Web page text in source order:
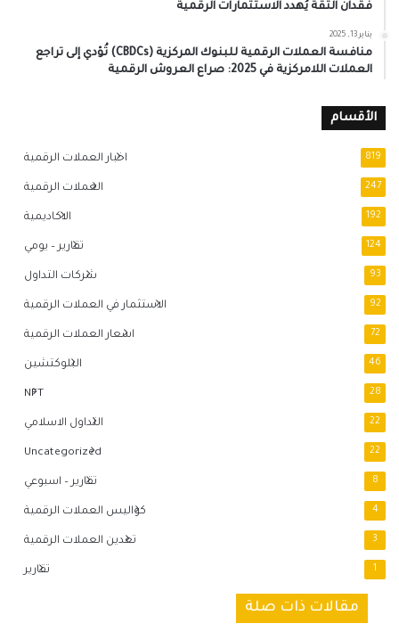
فقدان الثقة يُهدد الاستثمارات الرقمية
يناير 13, 2025
منافسة العملات الرقمية للبنوك المركزية (CBDCs) تُؤدي إلى تراجع
العملات اللامركزية في 2025: صراع العروش الرقمية
الأقسام
اخبار العملات الرقمية 819
العملات الرقمية 247
الاكاديمية 192
تقارير – يومي 124
شركات التداول 93
الاستثمار في العملات الرقمية 92
اسعار العملات الرقمية 72
البلوكتشين 46
NFT 28
التداول الاسلامي 22
Uncategorized 22
تقارير – اسبوعي 8
كواليس العملات الرقمية 4
تعدين العملات الرقمية 3
تقارير 1
مقالات ذات صلة